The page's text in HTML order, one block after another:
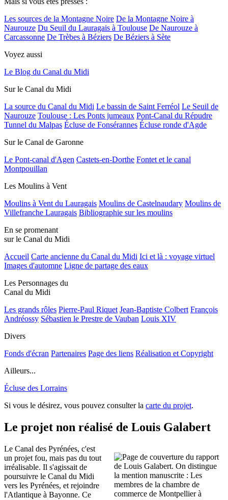
Les sources de la Montagne Noire De la Montagne Noire à
Naurouze Du Seuil du Lauragais à Toulouse De Naurouze à
Carcassonne De Trèbes à Béziers De Béziers à Sète
Voyez aussi
Le Blog du Canal du Midi
Sur le Canal du Midi
La source du Canal du Midi Le bassin de Saint Ferréol Le Seuil de
Naurouze Toulouse : Les Ponts jumeaux Pont-Canal du Répudre
Tunnel du Malpas Écluse de Fonsérannes Écluse ronde d'Agde
Sur le Canal de Garonne
Le Pont-canal d'Agen Castets-en-Dorthe Fontet et le canal
Montpouillan
Les Moulins à Vent
Moulins à Vent du Lauragais Moulins de Castelnaudary Moulins de
Villefranche Lauragais Bibliographie sur les moulins
En se promenant
sur le Canal du Midi
Accueil Carte ancienne du Canal du Midi Ici et là : voyage virtuel
Images d'automne Ligne de partage des eaux
Les Personnages du
Canal du Midi
Les grands rôles Pierre-Paul Riquet Jean-Baptiste Colbert François
Andréossy Sébastien le Prestre de Vauban Louis XIV
Divers
Fonds d'écran Partenaires Page des liens Réalisation et Copyright
Ailleurs...
Écluse des Lorrains
Si vous le désirez, vous pouvez consulter la carte du projet.
Le projet non réalisé de Louis Galabert
Le Canal des Pyrénées, c'est
un projet fou, mais pas du tout
irréalisable. Il s'agissait de
poursuivre le Canal du Midi
vers les Pyrénées, et rejoindre
l'Atlantique à Bayonne. Ce